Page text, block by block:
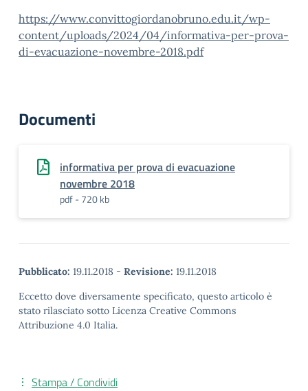
https://www.convittogiordanobruno.edu.it/wp-
content/uploads/2024/04/informativa-per-prova-
di-evacuazione-novembre-2018.pdf
Documenti
informativa per prova di evacuazione
novembre 2018
pdf - 720 kb
Pubblicato: 19.11.2018 - Revisione: 19.11.2018
Eccetto dove diversamente specificato, questo articolo è
stato rilasciato sotto Licenza Creative Commons
Attribuzione 4.0 Italia.
Stampa / Condividi